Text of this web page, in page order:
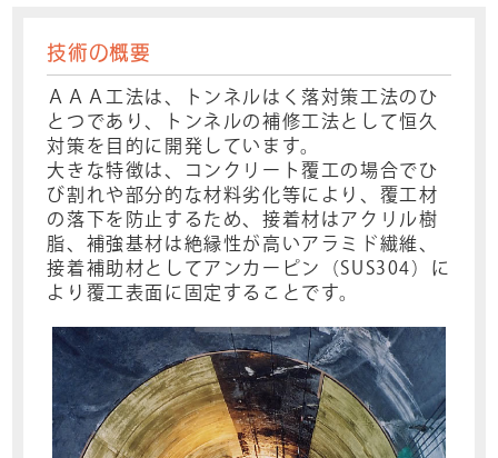
技術の概要
ＡＡＡ工法は、トンネルはく落対策工法のひ
とつであり、トンネルの補修工法として恒久
対策を目的に開発しています。
大きな特徴は、コンクリート覆工の場合でひ
び割れや部分的な材料劣化等により、覆工材
の落下を防止するため、接着材はアクリル樹
脂、補強基材は絶縁性が高いアラミド繊維、
接着補助材としてアンカーピン（SUS304）に
より覆工表面に固定することです。